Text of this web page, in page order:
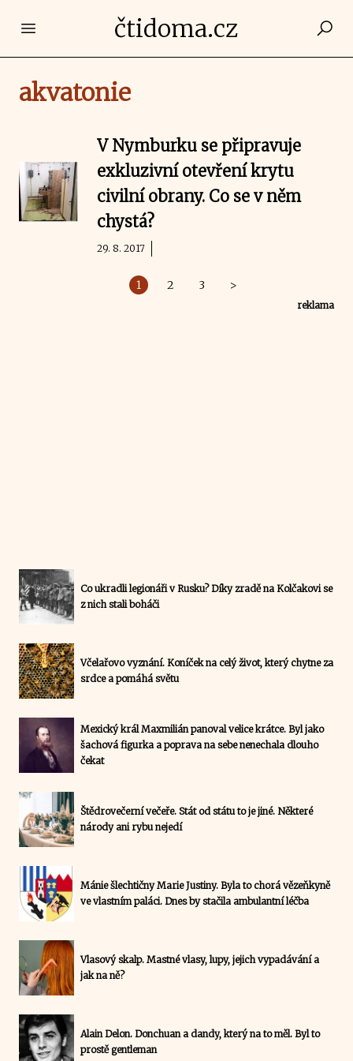
Open main menučtidoma.cz
akvatonie
V Nymburku se připravuje
exkluzivní otevření krytu
civilní obrany. Co se v něm
chystá?
29. 8. 2017
1 2 3 >
reklama
Co ukradli legionáři v Rusku? Díky zradě na Kolčakovi se
z nich stali boháči
Včelařovo vyznání. Koníček na celý život, který chytne za
srdce a pomáhá světu
Mexický král Maxmilián panoval velice krátce. Byl jako
šachová figurka a poprava na sebe nenechala dlouho
čekat
Štědrovečerní večeře. Stát od státu to je jiné. Některé
národy ani rybu nejedí
Mánie šlechtičny Marie Justiny. Byla to chorá vězeňkyně
ve vlastním paláci. Dnes by stačila ambulantní léčba
Vlasový skalp. Mastné vlasy, lupy, jejich vypadávání a
jak na ně?
Alain Delon. Donchuan a dandy, který na to měl. Byl to
prostě gentleman